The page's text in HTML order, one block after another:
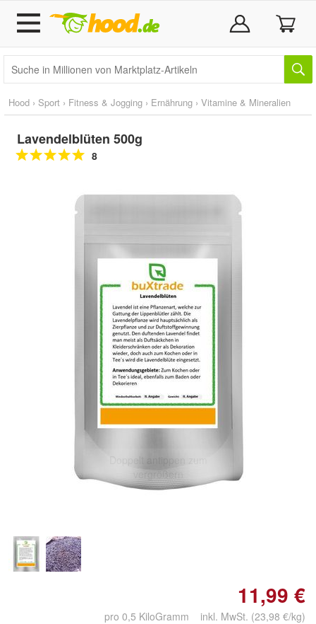
Hood › Sport › Fitness & Jogging › Ernährung › Vitamine & Mineralien
Lavendelblüten 500g
8
Doppelt antippen zum
vergrößern
11,99 €
pro 0,5 KiloGramm inkl. MwSt. (23,98 €/kg)